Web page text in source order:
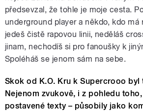
předsevzal, že tohle je moje cesta.
underground player a někdo, kdo má
jedeš čistě rapovou linii, neděláš
jinam, nechodíš si pro fanoušky k
Spoléháš se jenom sám na sebe.
Skok od K.O. Kru k Supercrooo
Nejenom zvukově, i z pohledu
postavené texty – působily jako